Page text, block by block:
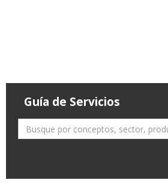
Guía de Servicios